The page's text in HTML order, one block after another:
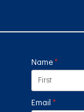
Name *
(required)
Email *
(required)